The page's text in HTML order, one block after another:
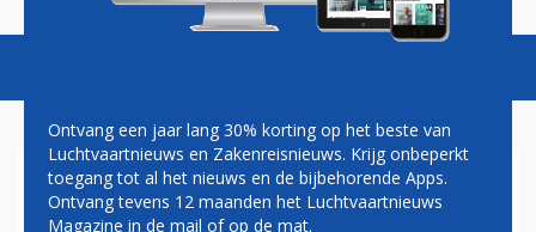
NORWEGIAN MET BOEING
Ontvang een jaar lang 30% korting op het beste van
Luchtvaartnieuws en Zakenreisnieuws. Krijg onbeperkt
toegang tot al het nieuws en de bijbehorende Apps.
Ontvang tevens 12 maanden het Luchtvaartnieuws
Magazine in de mail of op de mat.